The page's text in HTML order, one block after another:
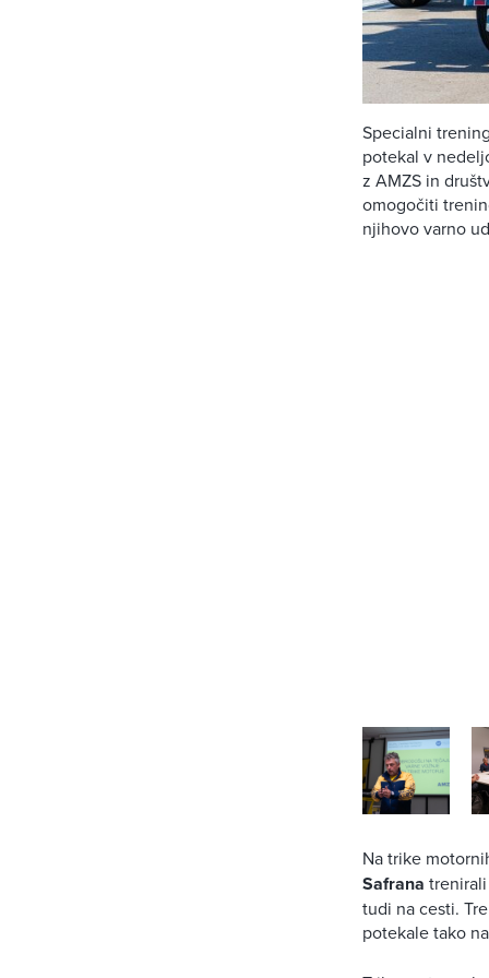
Specialni
potekal v
z AMZS in
omogočiti
njihovo varno
Na trike
Safrana
tudi na cesti.
potekale tako